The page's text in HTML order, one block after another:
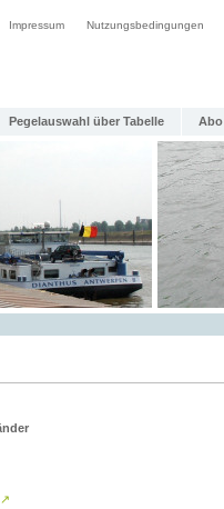
Impressum Nutzungsbedingungen
Pegelauswahl über Tabelle Abo
↗